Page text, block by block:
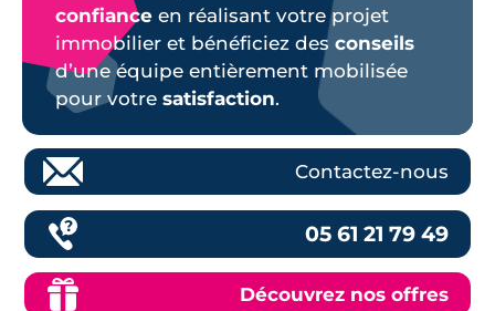
confiance en réalisant votre projet
immobilier et bénéficiez des conseils
d’une équipe entièrement mobilisée
pour votre satisfaction.
Contactez-nous
05 61 21 79 49
Découvrez nos offres